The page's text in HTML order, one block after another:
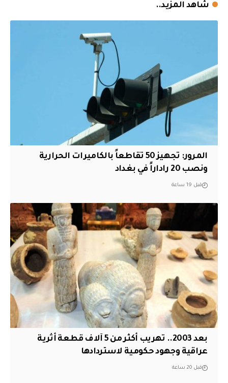
شاهد المزيد..
المرور: تجهيز 50 تقاطعاً بالكاميرات الحرارية
ونصب 20 راداراً في بغداد
قبل 19 ساعة
بعد 2003.. تهريب أكثر من 5 آلاف قطعة أثرية
عراقية وجهود حكومية لاستردادها
قبل 20 ساعة